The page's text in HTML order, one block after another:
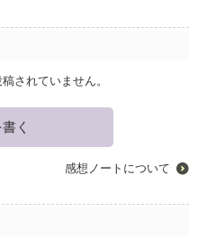
されていません。
く
感想ノートについて